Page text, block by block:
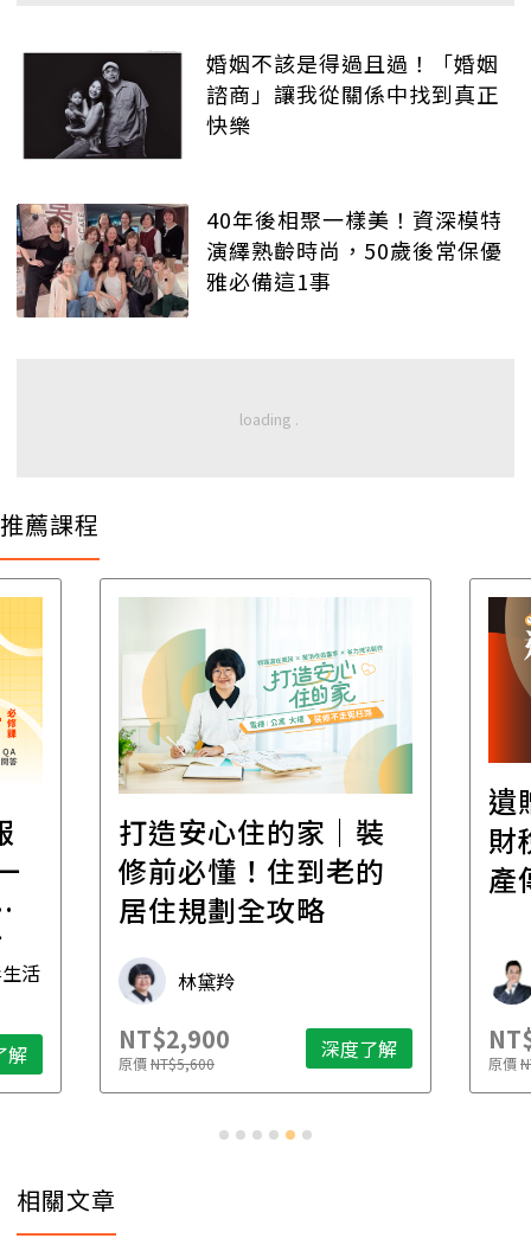
婚姻不該是得過且過！「婚姻
諮商」讓我從關係中找到真正
快樂
40年後相聚一樣美！資深模特
演繹熟齡時尚，50歲後常保優
雅必備這1事
推薦課程
活
解
打造安心住的家｜裝
修前必懂！住到老的
居住規劃全攻略
林黛羚
NT$2,900
原價NT$5,600 深度了解
遺
財
產
原價
相關文章